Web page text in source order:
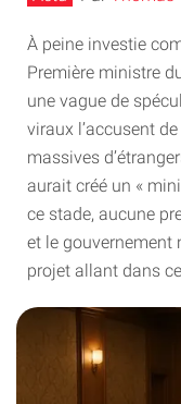
À peine investie
Première ministre
une vague de
viraux l’accusent
massives
aurait créé un «
ce stade, aucune
et le gouvernement
projet allant dans